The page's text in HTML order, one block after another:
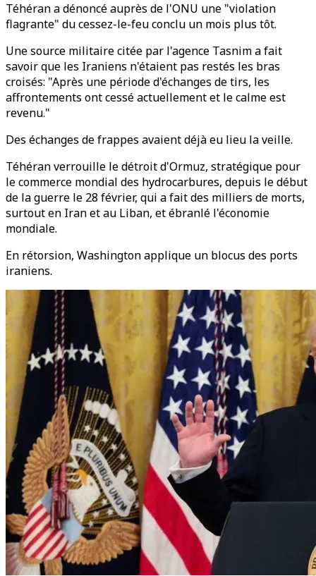
Téhéran a dénoncé auprès de l'ONU une "violation
flagrante" du cessez-le-feu conclu un mois plus tôt.
Une source militaire citée par l'agence Tasnim a fait
savoir que les Iraniens n'étaient pas restés les bras
croisés: "Après une période d'échanges de tirs, les
affrontements ont cessé actuellement et le calme est
revenu."
Des échanges de frappes avaient déjà eu lieu la veille.
Téhéran verrouille le détroit d'Ormuz, stratégique pour
le commerce mondial des hydrocarbures, depuis le début
de la guerre le 28 février, qui a fait des milliers de morts,
surtout en Iran et au Liban, et ébranlé l'économie
mondiale.
En rétorsion, Washington applique un blocus des ports
iraniens.